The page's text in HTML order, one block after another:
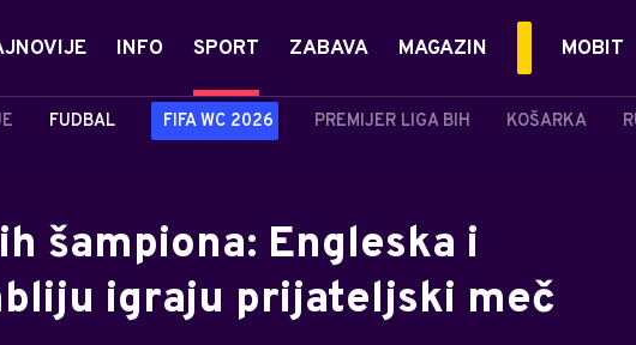
INFO SPORT
FUDBAL FIFA WC 2026 PREMIJER LIGA BIH KOŠARKA
ZABAVA MAGAZIN MOBIT
šampiona: Engleska i
igraju prijateljski meč